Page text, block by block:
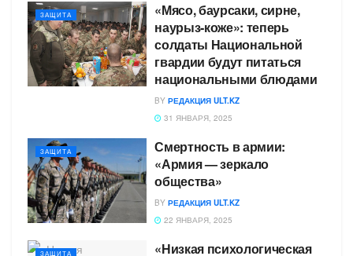
ЗАЩИТА
«Мясо, баурсаки, сирне,
наурыз-коже»: теперь
солдаты Национальной
гвардии будут питаться
национальными блюдами
BY РЕДАКЦИЯ ULT.KZ
31 ЯНВАРЯ, 2025
ЗАЩИТА
Смертность в армии:
«Армия — зеркало
общества»
BY РЕДАКЦИЯ ULT.KZ
22 ЯНВАРЯ, 2025
ЗАЩИТА «Низкая психологическая